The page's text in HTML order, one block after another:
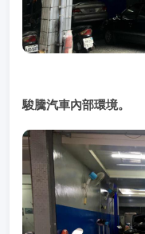
駿騰汽車內部環境。